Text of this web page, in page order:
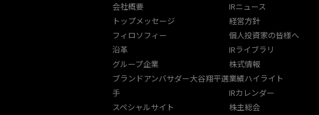
会社概要
トップメッセージ
フィロソフィー
沿革
グループ企業
ブランドアンバサダー大谷翔平選
手
スペシャルサイト
IRニュース
経営方針
個人投資家の皆様へ
IRライブラリ
株式情報
業績ハイライト
IRカレンダー
株主総会